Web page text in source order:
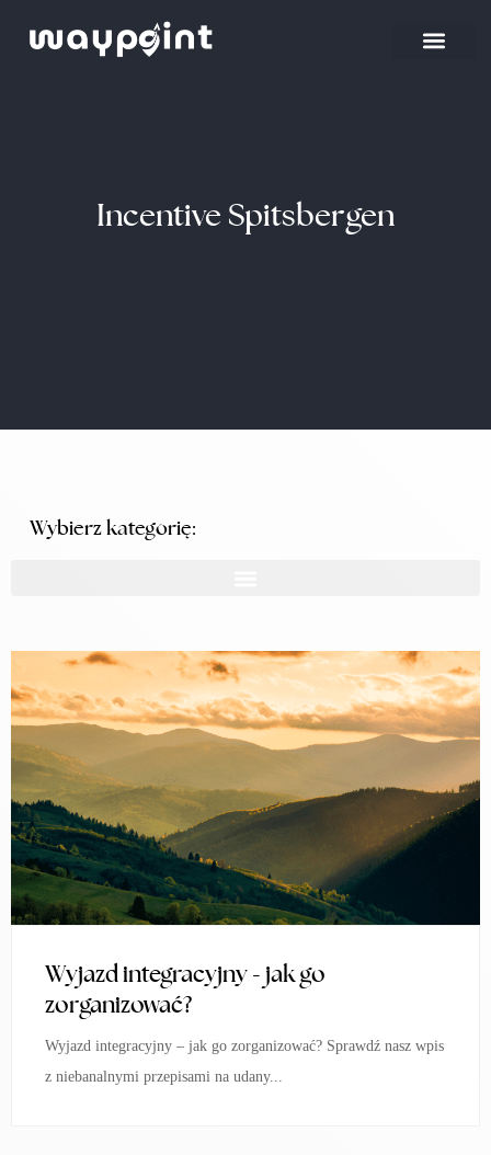
Incentive Spitsbergen
Wybierz kategorię:
Wyjazd integracyjny - jak go
zorganizować?
Wyjazd integracyjny – jak go zorganizować? Sprawdź nasz wpis
z niebanalnymi przepisami na udany...